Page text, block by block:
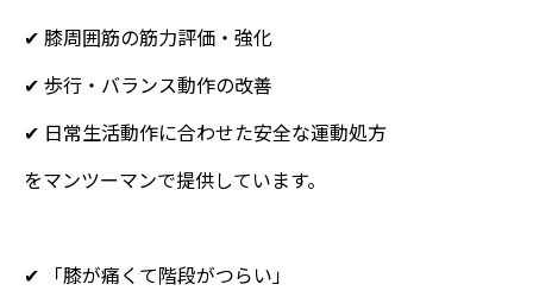
✔ 膝周囲筋の筋力評価・強化
✔ 歩行・バランス動作の改善
✔ 日常生活動作に合わせた安全な運動処方
をマンツーマンで提供しています。
✔ 「膝が痛くて階段がつらい」